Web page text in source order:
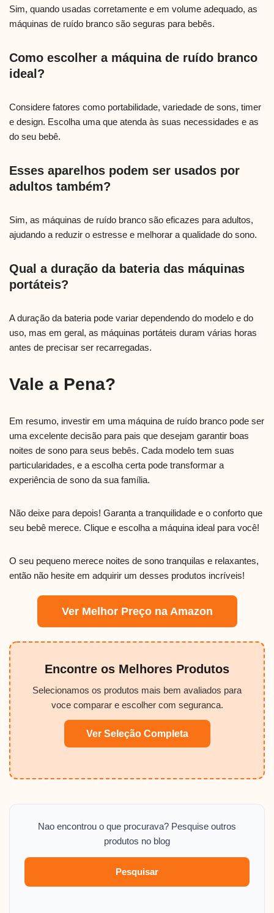
Sim, quando usadas corretamente e em volume adequado, as
máquinas de ruído branco são seguras para bebês.
Como escolher a máquina de ruído branco
ideal?
Considere fatores como portabilidade, variedade de sons, timer
e design. Escolha uma que atenda às suas necessidades e as
do seu bebê.
Esses aparelhos podem ser usados por
adultos também?
Sim, as máquinas de ruído branco são eficazes para adultos,
ajudando a reduzir o estresse e melhorar a qualidade do sono.
Qual a duração da bateria das máquinas
portáteis?
A duração da bateria pode variar dependendo do modelo e do
uso, mas em geral, as máquinas portáteis duram várias horas
antes de precisar ser recarregadas.
Vale a Pena?
Em resumo, investir em uma máquina de ruído branco pode ser
uma excelente decisão para pais que desejam garantir boas
noites de sono para seus bebês. Cada modelo tem suas
particularidades, e a escolha certa pode transformar a
experiência de sono da sua família.
Não deixe para depois! Garanta a tranquilidade e o conforto que
seu bebê merece. Clique e escolha a máquina ideal para você!
O seu pequeno merece noites de sono tranquilas e relaxantes,
então não hesite em adquirir um desses produtos incríveis!
Ver Melhor Preço na Amazon
Encontre os Melhores Produtos
Selecionamos os produtos mais bem avaliados para
voce comparar e escolher com seguranca.
Ver Seleção Completa
Nao encontrou o que procurava? Pesquise outros
produtos no blog
Pesquisar